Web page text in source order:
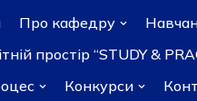
Про кафедру
простір “STUDY &
Конкурси